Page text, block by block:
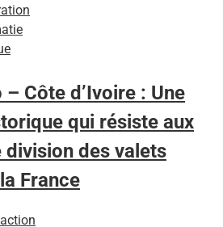
Côte d’Ivoire : Une
qui résiste aux
des valets
France